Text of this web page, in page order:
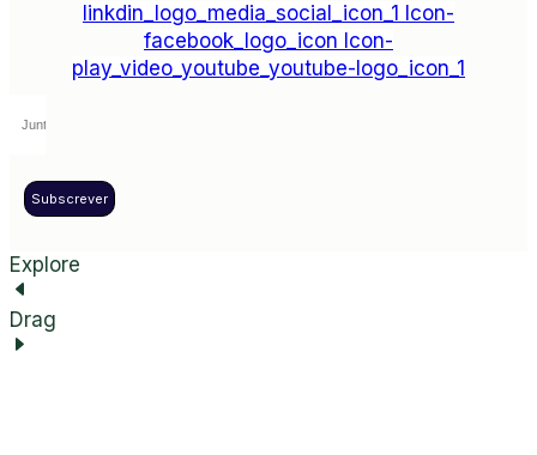
linkdin_logo_media_social_icon_1
Icon-
facebook_logo_icon Icon-
play_video_youtube_youtube-logo_icon_1
Subscrever
Explore
Drag